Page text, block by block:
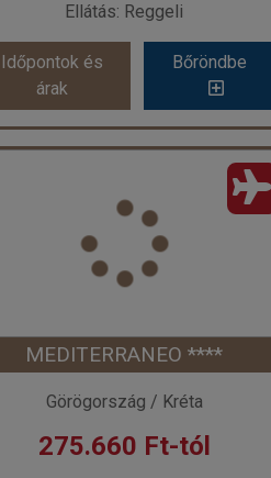
Időpontok és
árak
Bőröndbe
Ellátás: Reggeli
Időpontok és
árak
Bőröndbe
STALIS HOTEL ***
Görögország
Stalis
Utazás módja:
Repülővel
Ellátás:
Reggeli
Szálláskategória:Hotel ***
már 263.849 Ft-tól
MEDITERRANEO ****
Görögország / Kréta
275.660 Ft-tól